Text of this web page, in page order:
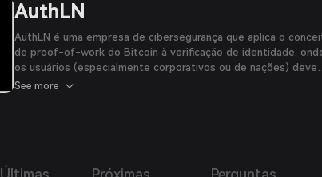
AuthLN
AuthLN é uma empresa de cibersegurança que aplica o
de proof-of-work do Bitcoin à verificação de identidade,
os usuários (especialmente corporativos ou de nações)
apostar uma certa quantidade de Bitcoin como garantia via
See more